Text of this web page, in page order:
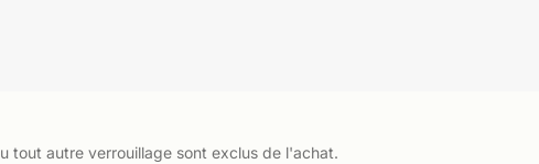
tout autre verrouillage sont exclus de l'achat.